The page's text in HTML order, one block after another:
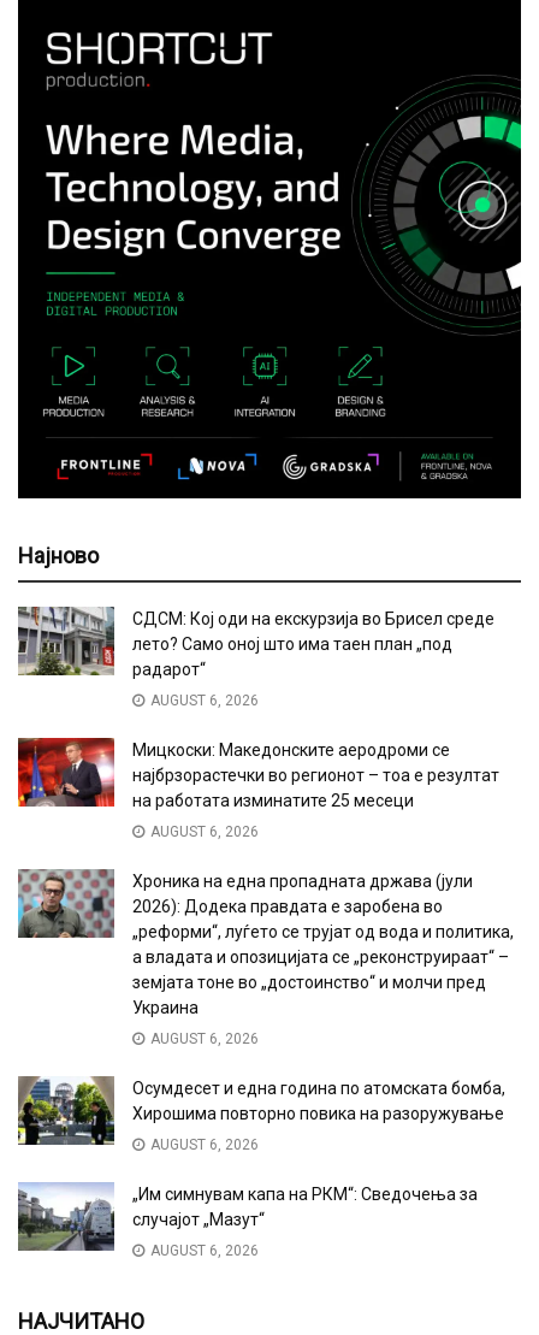
Најново
СДСМ: Кој оди на екскурзија во Брисел среде
лето? Само оној што има таен план „под
радарот“
AUGUST 6, 2026
Мицкоски: Македонските аеродроми се
најбрзорастечки во регионот – тоа е резултат
на работата изминатите 25 месеци
AUGUST 6, 2026
Хроника на една пропадната држава (јули
2026): Додека правдата е заробена во
„реформи“, луѓето се трујат од вода и политика,
а владата и опозицијата се „реконструираат“ –
земјата тоне во „достоинство“ и молчи пред
Украина
AUGUST 6, 2026
Осумдесет и една година по атомската бомба,
Хирошима повторно повика на разоружување
AUGUST 6, 2026
„Им симнувам капа на РКМ“: Сведочења за
случајот „Мазут“
AUGUST 6, 2026
НАЈЧИТАНО